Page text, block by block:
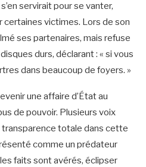
servirait pour se vanter,
certaines victimes. Lors de son
ses partenaires, mais refuse
durs, déclarant : « si vous
dans beaucoup de foyers. »
une affaire d’État au
de pouvoir. Plusieurs voix
transparence totale dans cette
comme un prédateur
faits sont avérés, éclipser